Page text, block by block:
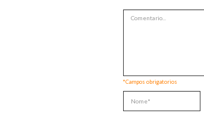
*Campos obrigatorios